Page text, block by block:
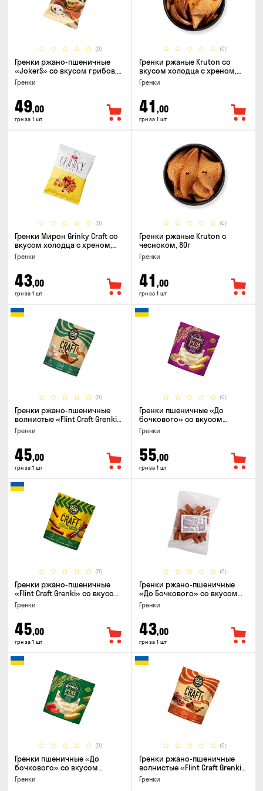
(0)
Гренки ржано-пшеничные
«JokerS» со вкусом грибов,
80г
Гренки
49,00
грн за 1 шт
(0)
Гренки ржаные Kruton со
вкусом холодца с хреном,
80г
Гренки
41 ,00
грн за 1 шт
(0)
Гренки Мирон Grinky Craft со
вкусом холодца с хреном,
100г
Гренки
43,00
грн за 1 шт
(0)
Гренки ржаные Kruton с
чесноком, 80г
Гренки
41 ,00
грн за 1 шт
(0)
Гренки ржано-пшеничные
волнистые «Flint Craft Grenki»
со вкусом чеснока, 80г
Гренки
45,00
грн за 1 шт
(0)
Гренки пшеничные «До
бочкового» со вкусом
холодец с хреном, 120г
Гренки
55,00
грн за 1 шт
(0)
Гренки ржано-пшеничные
«Flint Craft Grenki» со вкусом
кабаносов и горчицы, 80г
Гренки
45,00
грн за 1 шт
(0)
Гренки ржано-пшеничные
«До Бочкового» со вкусом
рулька из печи, 100г
Гренки
43,00
грн за 1 шт
(0)
Гренки пшеничные «До
бочкового» со вкусом
томаты по-домашнему, 120г
Гренки
(0)
Гренки ржано-пшеничные
волнистые «Flint Craft Grenki»
со вкусом острых джерки,
80г
Гренки